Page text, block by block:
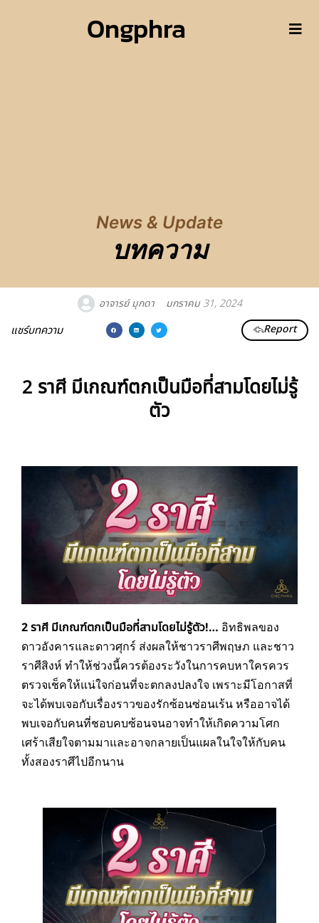
Ongphra
News & Update
บทความ
อาจารย์ มุกดา มกราคม 31, 2024
แชร์บทความ Report
2 ราศี มีเกณฑ์ตกเป็นมือที่สามโดยไม่รู้
ตัว
2 ราศี มีเกณฑ์ตกเป็นมือที่สามโดยไม่รู้ตัว!… อิทธิพลของ
ดาวอังคารและดาวศุกร์ ส่งผลให้ชาวราศีพฤษภ และชาว
ราศีสิงห์ ทำให้ช่วงนี้ควรต้องระวังในการคบหาใครควร
ตรวจเช็คให้แน่ใจก่อนที่จะตกลงปลงใจ เพราะมีโอกาสที่
จะได้พบเจอกับเรื่องราวของรักซ้อนซ่อนเร้น หรืออาจได้
พบเจอกับคนที่ชอบคบซ้อนจนอาจทำให้เกิดความโศก
เศร้าเสียใจตามมาและอาจกลายเป็นแผลในใจให้กับคน
ทั้งสองราศีไปอีกนาน